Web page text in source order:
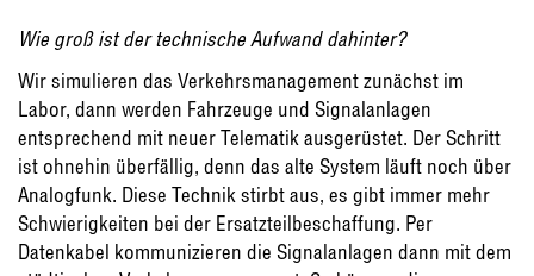
Wie groß ist der technische Aufwand dahinter?
Wir simulieren das Verkehrsmanagement zunächst im
Labor, dann werden Fahrzeuge und Signalanlagen
entsprechend mit neuer Telematik ausgerüstet. Der Schritt
ist ohnehin überfällig, denn das alte System läuft noch über
Analogfunk. Diese Technik stirbt aus, es gibt immer mehr
Schwierigkeiten bei der Ersatzteilbeschaffung. Per
Datenkabel kommunizieren die Signalanlagen dann mit dem